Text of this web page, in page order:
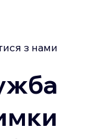
з нами